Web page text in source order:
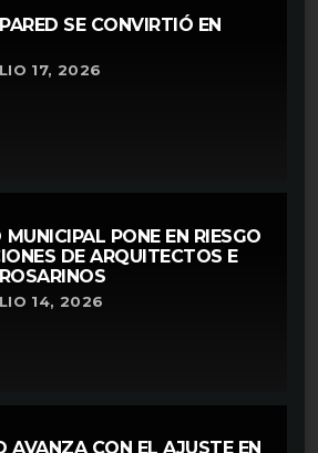
SE CONVIRTIÓ EN
17, 2026
MUNICIPAL PONE EN RIESGO
DE ARQUITECTOS E
14, 2026
AVANZA CON EL AJUSTE EN